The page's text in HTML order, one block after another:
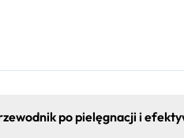
po pielęgnacji i